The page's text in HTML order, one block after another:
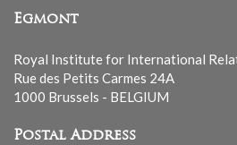
Egmont
Royal Institute for International
Rue des Petits Carmes 24A
1000 Brussels - BELGIUM
Postal Address